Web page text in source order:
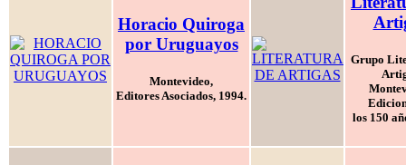
Horacio Quiroga
por Uruguayos
Montevideo,
Editores Asociados, 1994.
Grupo
los 150